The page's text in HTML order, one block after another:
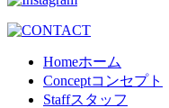
Homeホーム
Conceptコンセプト
Staffスタッフ